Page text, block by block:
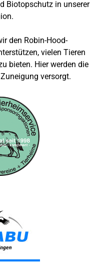
Biotopschutz in unserer
den Robin-Hood-
vielen Tieren
bieten. Hier werden die
versorgt.